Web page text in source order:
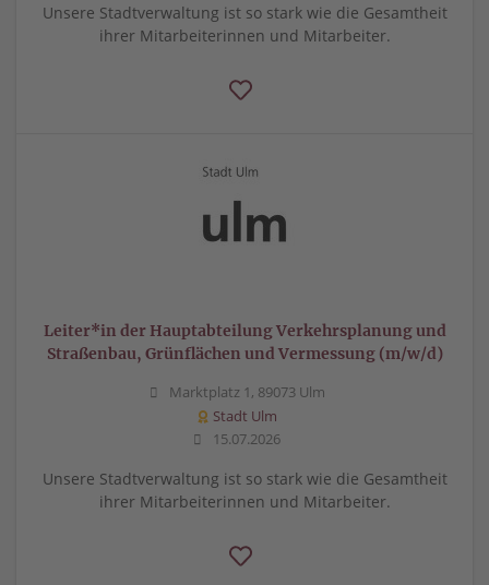
Unsere Stadtverwaltung ist so stark wie die Gesamtheit
ihrer Mitarbeiterinnen und Mitarbeiter.
Leiter*in der Hauptabteilung Verkehrsplanung und
Straßenbau, Grünflächen und Vermessung (m/w/d)
Marktplatz 1, 89073 Ulm
Stadt Ulm
15.07.2026
Unsere Stadtverwaltung ist so stark wie die Gesamtheit
ihrer Mitarbeiterinnen und Mitarbeiter.